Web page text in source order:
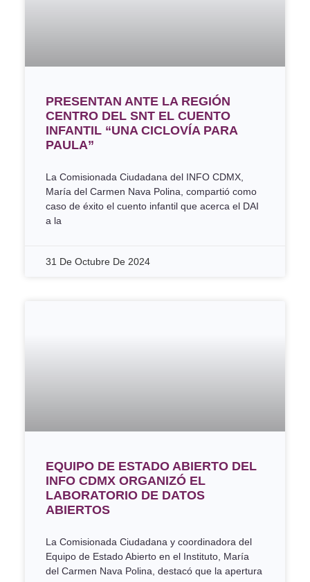
PRESENTAN ANTE LA REGIÓN
CENTRO DEL SNT EL CUENTO
INFANTIL “UNA CICLOVÍA PARA
PAULA”
La Comisionada Ciudadana del INFO CDMX,
María del Carmen Nava Polina, compartió como
caso de éxito el cuento infantil que acerca el DAI
a la
31 De Octubre De 2024
EQUIPO DE ESTADO ABIERTO DEL
INFO CDMX ORGANIZÓ EL
LABORATORIO DE DATOS
ABIERTOS
La Comisionada Ciudadana y coordinadora del
Equipo de Estado Abierto en el Instituto, María
del Carmen Nava Polina, destacó que la apertura